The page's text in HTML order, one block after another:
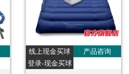
线上现金买球
登录-现金买球
产品咨询